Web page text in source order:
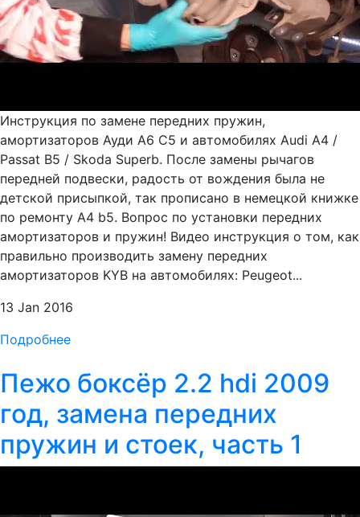
Инструкция по замене передних пружин,
амортизаторов Ауди А6 С5 и автомобилях Audi A4 /
Passat B5 / Skoda Superb. После замены рычагов
передней подвески, радость от вождения была не
детской присыпкой, так прописано в немецкой книжке
по ремонту A4 b5. Вопрос по установки передних
амортизаторов и пружин! Видео инструкция о том, как
правильно производить замену передних
амортизаторов KYB на автомобилях: Peugeot...
13 Jan 2016
Подробнее
Пежо боксёр 2.2 hdi 2009
год, замена передних
пружин и стоек, часть 1